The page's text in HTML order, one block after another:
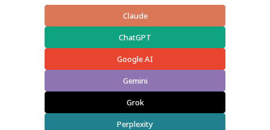
Claude
ChatGPT
Google AI
Gemini
Grok
Perplexity